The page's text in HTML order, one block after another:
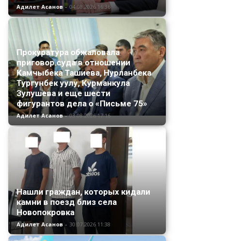
Адилет Асанов - 04.08.2026 16:36
Прокуратура обжаловала
приговор суда в отношении
Камчыбека Ташиева, Нурланбека
Тургунбек уулу, Курманкула
Зулушева и еще шести
фигурантов дела о «Письме 75»
Адилет Асанов - 03.08.2026 17:16
Нашли граждан, которых кидали
камни в поезд близ села
Новопокровка
Адилет Асанов - 30.07.2026 11:38